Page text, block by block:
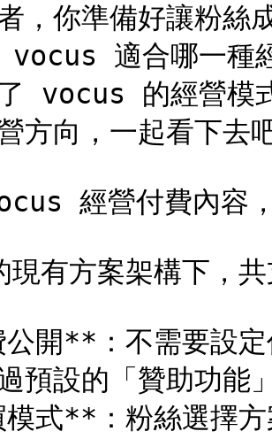
，你準備好讓粉絲
vocus 適合哪一種
vocus 的經營模
方向，一起看下去
經營付費內容
有方案架構下，
開**：不需要設定
預設的「贊助功能
式**：粉絲選擇方